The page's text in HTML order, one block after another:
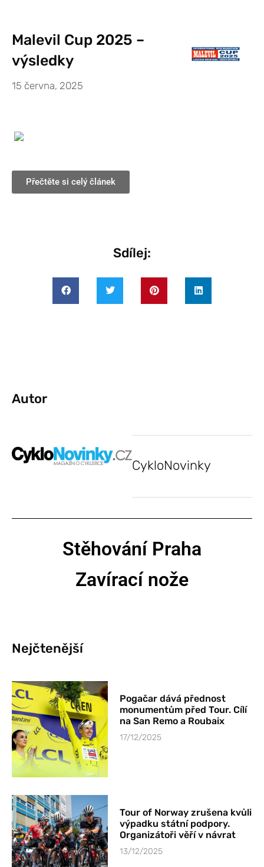
Malevil Cup 2025 –
výsledky
15 června, 2025
Přečtěte si celý článek
Sdílej:
Autor
CykloNovinky
Stěhování Praha
Zavírací nože
Nejčtenější
Pogačar dává přednost
monumentům před Tour. Cílí
na San Remo a Roubaix
17/12/2025
Tour of Norway zrušena kvůli
výpadku státní podpory.
Organizátoři věří v návrat
13/12/2025